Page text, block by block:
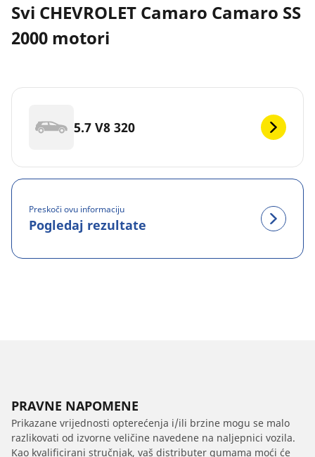
Svi CHEVROLET Camaro Camaro SS
2000 motori
5.7 V8 320
Preskoči ovu informaciju
Pogledaj rezultate
PRAVNE NAPOMENE
Prikazane vrijednosti opterećenja i/ili brzine mogu se malo
razlikovati od izvorne veličine navedene na naljepnici vozila.
Kao kvalificirani stručnjak, vaš distributer gumama moći će